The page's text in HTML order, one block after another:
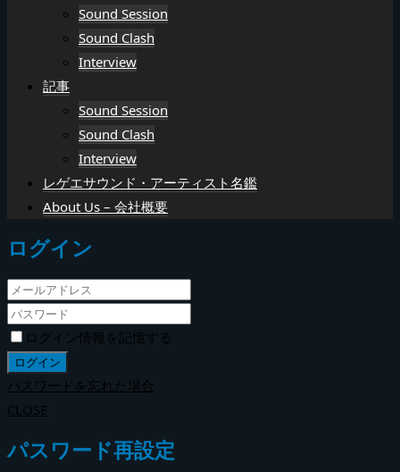
Sound Session
Sound Clash
Interview
記事
Sound Session
Sound Clash
Interview
レゲエサウンド・アーティスト名鑑
About Us – 会社概要
ログイン
ログイン情報を記憶する
パスワードを忘れた場合
CLOSE
パスワード再設定